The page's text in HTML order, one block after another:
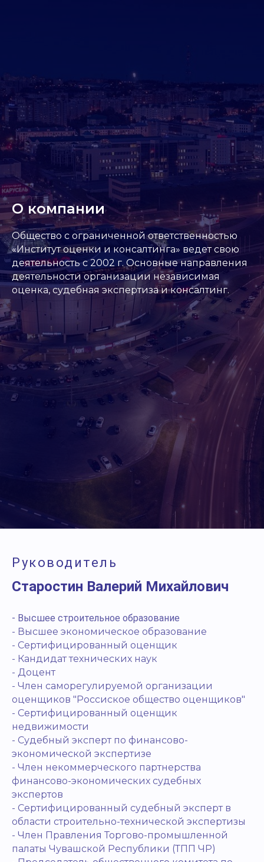
О компании
Общество с ограниченной ответственностью
«Институт оценки и консалтинга» ведет свою
деятельность с 2002 г. Основные направления
деятельности организации независимая
оценка, судебная экспертиза и консалтинг.
Руководитель
Старостин Валерий Михайлович
- Высшее строительное образование
- Высшее экономическое образование
- Сертифицированный оценщик
- Кандидат технических наук
- Доцент
- Член саморегулируемой организации
оценщиков "Россиское общество оценщиков"
- Сертифицированный оценщик
недвижимости
- Судебный эксперт по финансово-
экономической экспертизе
- Член некоммерческого партнерства
финансово-экономических судебных
экспертов
- Сертифицированный судебный эксперт в
области строительно-технической экспертизы
- Член Правления Торгово-промышленной
палаты Чувашской Республики (ТПП ЧР)